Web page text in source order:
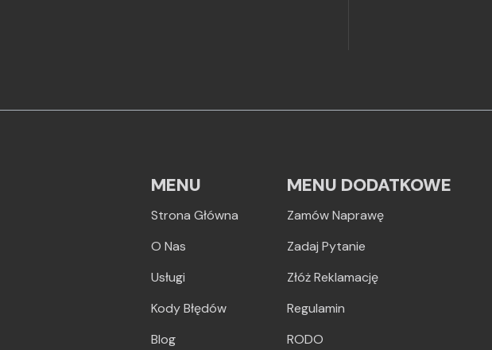
MENU
Strona Główna
O Nas
Usługi
Kody Błędów
Blog
MENU DODATKOWE
Zamów Naprawę
Zadaj Pytanie
Złóż Reklamację
Regulamin
RODO